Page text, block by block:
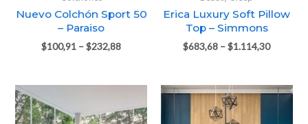
Nuevo Colchón Sport 50
– Paraiso
$100,91 –$232,88
Erica Luxury Soft Pillow
Top – Simmons
$683,68 –$1.114,30